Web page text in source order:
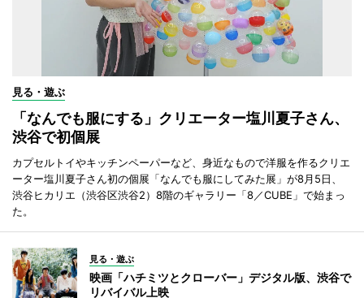
見る・遊ぶ
「なんでも服にする」クリエーター塩川夏子さん、
渋谷で初個展
カプセルトイやキッチンペーパーなど、身近なもので洋服を作るクリエ
ーター塩川夏子さん初の個展「なんでも服にしてみた展」が8月5日、
渋谷ヒカリエ（渋谷区渋谷2）8階のギャラリー「8／CUBE」で始まっ
た。
見る・遊ぶ
映画「ハチミツとクローバー」デジタル版、渋谷で
リバイバル上映